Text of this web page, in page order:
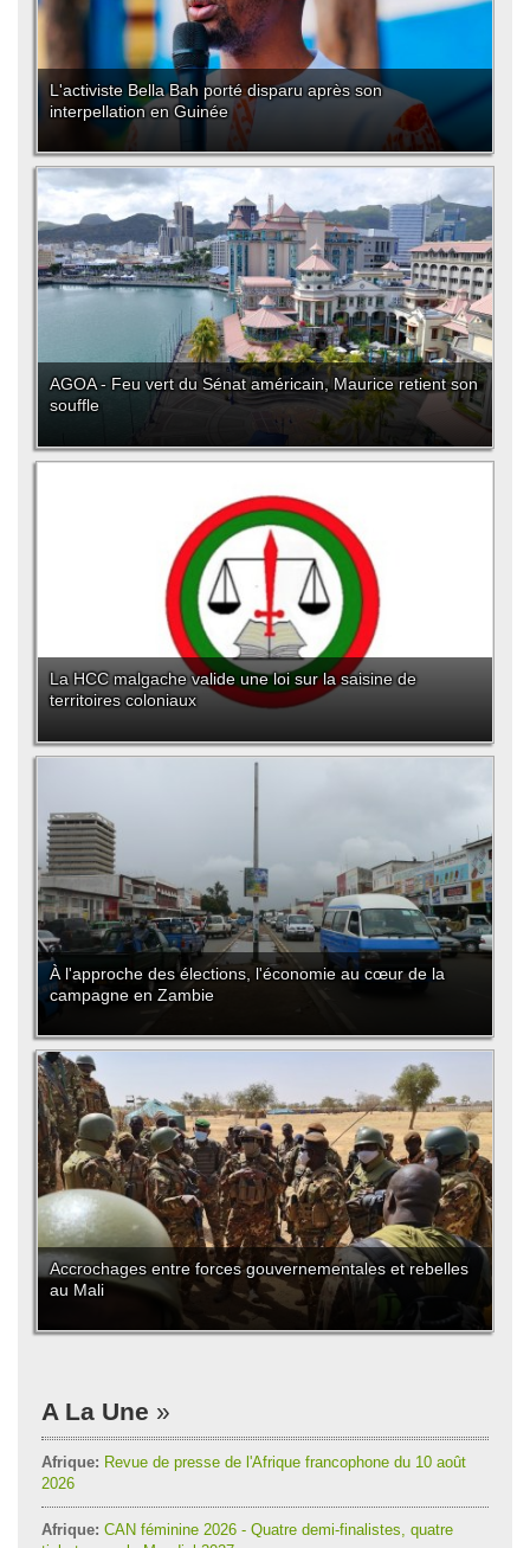
L'activiste Bella Bah porté disparu après son
interpellation en Guinée
AGOA - Feu vert du Sénat américain, Maurice retient son
souffle
La HCC malgache valide une loi sur la saisine de
territoires coloniaux
À l'approche des élections, l'économie au cœur de la
campagne en Zambie
Accrochages entre forces gouvernementales et rebelles
au Mali
A La Une
Afrique: Revue de presse de l'Afrique francophone du 10 août
2026
Afrique: CAN féminine 2026 - Quatre demi-finalistes, quatre